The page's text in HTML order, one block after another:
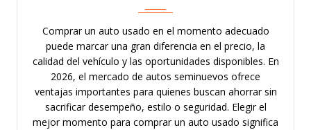
Comprar un auto usado en el momento adecuado
puede marcar una gran diferencia en el precio, la
calidad del vehículo y las oportunidades disponibles. En
2026, el mercado de autos seminuevos ofrece
ventajas importantes para quienes buscan ahorrar sin
sacrificar desempeño, estilo o seguridad. Elegir el
mejor momento para comprar un auto usado significa